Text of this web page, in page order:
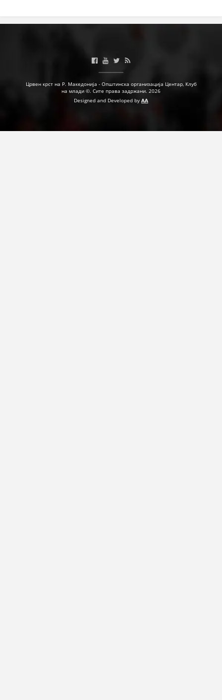
Црвен крст на Р. Македонија - Општинска организација Центар, Клуб
на млади ©. Сите права задржани. 2026
Designed and Developed by AA